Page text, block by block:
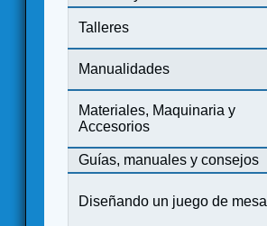
Talleres
Manualidades
Materiales, Maquinaria y
Accesorios
Guías, manuales y consejos
Diseñando un juego de mesa